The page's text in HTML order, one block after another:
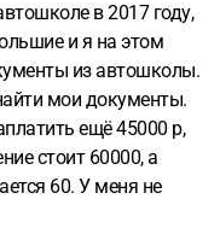
в 2017 году,
и я на этом
из автошколы.
мои документы.
ещё 45000 р,
стоит 60000, а
60. У меня не